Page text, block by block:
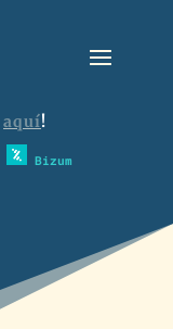
aquí!
Bizum